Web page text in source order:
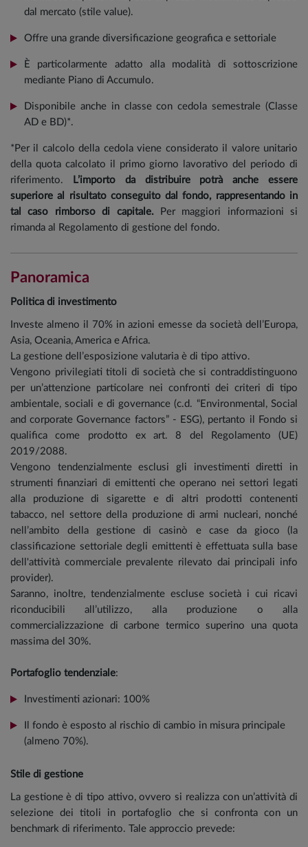
dal mercato (stile value).
Offre una grande diversificazione geografica e settoriale
È particolarmente adatto alla modalità di sottoscrizione
mediante Piano di Accumulo.
Disponibile anche in classe con cedola semestrale (Classe
AD e BD)*.
*Per il calcolo della cedola viene considerato il valore unitario
della quota calcolato il primo giorno lavorativo del periodo di
riferimento.
L’importo da distribuire potrà anche essere
superiore al risultato conseguito dal fondo, rappresentando in
tal caso rimborso di capitale.Per maggiori informazioni si
rimanda al Regolamento di gestione del fondo.
Panoramica
Politica di investimento
Investe almeno il 70% in azioni emesse da società dell’Europa,
Asia, Oceania, America e Africa.
La gestione dell’esposizione valutaria è di tipo attivo.
Vengono privilegiati titoli di società che si contraddistinguono
per un’attenzione particolare nei confronti dei criteri di tipo
ambientale, sociali e di governance (c.d. “Environmental, Social
and corporate Governance factors” - ESG), pertanto il Fondo si
qualifica come prodotto ex art. 8 del Regolamento (UE)
2019/2088.
Vengono tendenzialmente esclusi gli investimenti diretti in
strumenti finanziari di emittenti che operano nei settori legati
alla produzione di sigarette e di altri prodotti contenenti
tabacco, nel settore della produzione di armi nucleari, nonché
nell’ambito della gestione di casinò e case da gioco (la
classificazione settoriale degli emittenti è effettuata sulla base
dell'attività commerciale prevalente rilevato dai principali info
provider).
Saranno, inoltre, tendenzialmente escluse società i cui ricavi
riconducibili all’utilizzo, alla produzione o alla
commercializzazione di carbone termico superino una quota
massima del 30%.
Portafoglio tendenziale:
Investimenti azionari: 100%
Il fondo è esposto al rischio di cambio in misura principale
(almeno 70%).
Stile di gestione
La gestione è di tipo attivo, ovvero si realizza con un’attività di
selezione dei titoli in portafoglio che si confronta con un
benchmark di riferimento. Tale approccio prevede: